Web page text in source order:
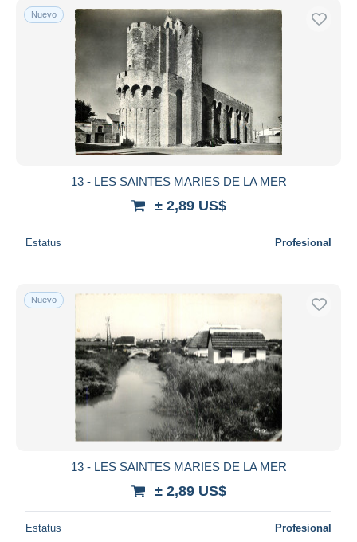
Nuevo
13 - LES SAINTES MARIES DE LA MER
± 2,89 US$
Estatus Profesional
Nuevo
13 - LES SAINTES MARIES DE LA MER
± 2,89 US$
Estatus Profesional